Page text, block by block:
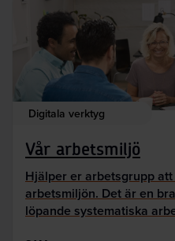
Digitala verktyg
Vår arbetsmiljö
Hjälper er arbetsgrupp
arbetsmiljön. Det är en
löpande systematiska